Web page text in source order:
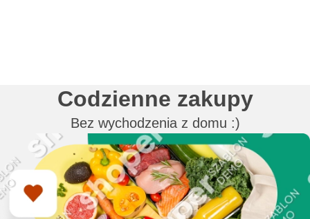
Codzienne zakupy
Bez wychodzenia z domu :)